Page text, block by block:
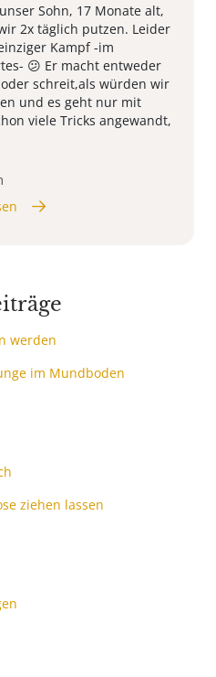
Sohn, 17 Monate alt,
2x täglich putzen. Leider
Kampf -im
😕 Er macht entweder
schreit,als würden wir
und es geht nur mit
viele Tricks angewandt,
werden
im Mundboden
ziehen lassen